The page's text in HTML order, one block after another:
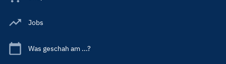
Jobs
Was geschah am ...?